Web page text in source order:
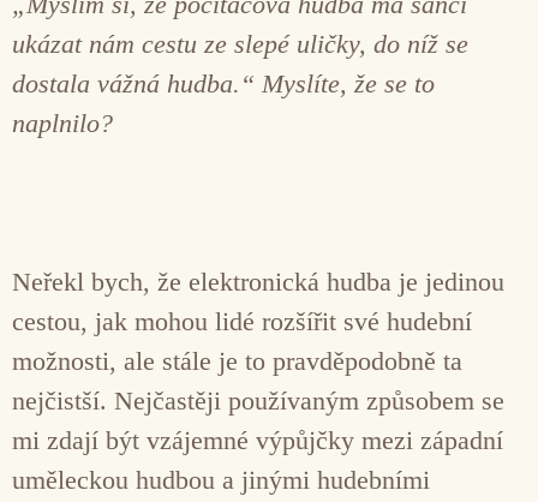
ukázat nám cestu ze slepé uličky, do níž se
dostala vážná hudba.“ Myslíte, že se to
naplnilo?
Neřekl bych, že elektronická hudba je jedinou
cestou, jak mohou lidé rozšířit své hudební
možnosti, ale stále je to pravděpodobně ta
nejčistší. Nejčastěji používaným způsobem se
mi zdají být vzájemné výpůjčky mezi západní
uměleckou hudbou a jinými hudebními